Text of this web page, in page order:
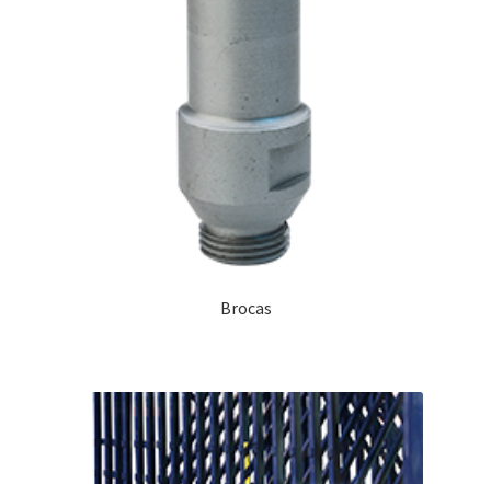
Brocas